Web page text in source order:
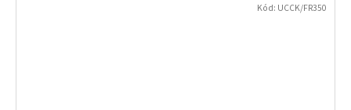
Kód: UCCK/FR350